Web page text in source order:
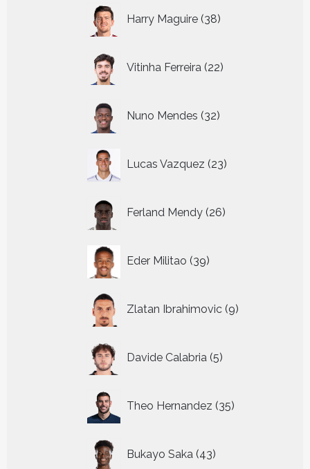
Harry Maguire 38
producten
Vitinha Ferreira 22
producten
Nuno Mendes 32
producten
Lucas Vazquez 23
producten
Ferland Mendy 26
producten
Eder Militao 39
producten
Zlatan Ibrahimovic 9
producten
Davide Calabria 5
producten
Theo Hernandez 35
producten
Bukayo Saka 43
producten